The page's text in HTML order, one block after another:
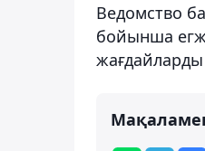
Ведомство
бойынша
жағдайларды